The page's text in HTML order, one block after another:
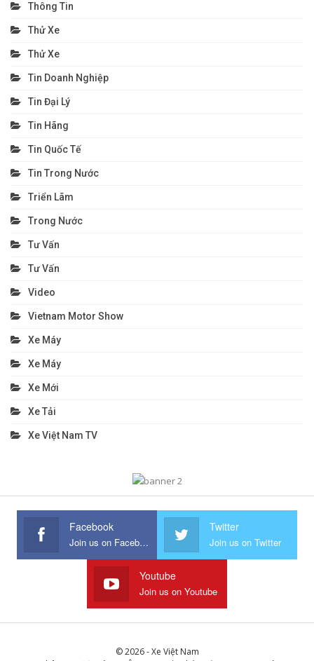
Thông Tin
Thử Xe
Thử Xe
Tin Doanh Nghiệp
Tin Đại Lý
Tin Hãng
Tin Quốc Tế
Tin Trong Nước
Triển Lãm
Trong Nước
Tư Vấn
Tư Vấn
Video
Vietnam Motor Show
Xe Máy
Xe Máy
Xe Mới
Xe Tải
Xe Việt Nam TV
Facebook
Join us on Facebook
Twitter
Join us on Twitter
Youtube
Join us on Youtube
© 2026 - Xe Việt Nam